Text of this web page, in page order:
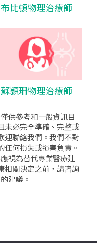
布比頓物理治療師
蘇頴珊物理治療師
供參考和一般資訊目
未必完全準確、完整或
迎聯絡我們。我們不對
任何損失或損害負責。
視為替代專業醫療建
相關決定之前，請咨詢
建議。